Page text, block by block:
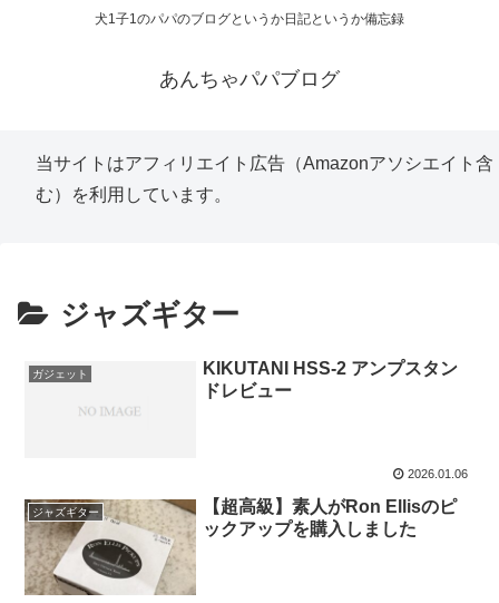
犬1子1のパパのブログというか日記というか備忘録
あんちゃパパブログ
当サイトはアフィリエイト広告（Amazonアソシエイト含
む）を利用しています。
ジャズギター
ガジェット
KIKUTANI HSS-2 アンプスタン
ドレビュー
2026.01.06
ジャズギター
【超高級】素人がRon Ellisのピ
ックアップを購入しました